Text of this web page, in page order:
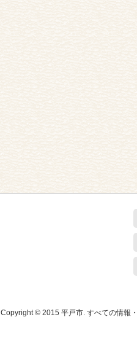
Copyright © 2015 平戸市. すべての情報